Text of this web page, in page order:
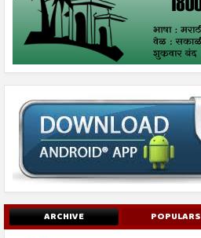
ARCHIVE POPULARS